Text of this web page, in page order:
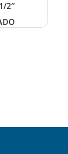
2″